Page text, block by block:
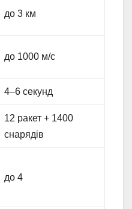
до 3 км
до 1000 м/с
4–6 секунд
12 ракет + 1400
снарядів
до 4